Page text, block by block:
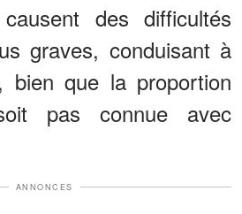
des difficultés
graves, conduisant à
bien que la proportion
pas connue avec
ANNONCES